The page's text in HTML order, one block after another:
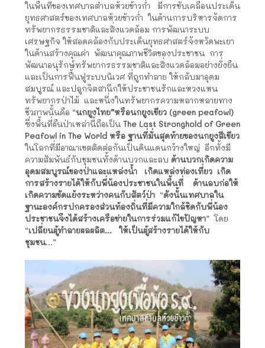
ในพื้นที่ของเทศบาลตำบลห้วยข้าวก่ำ มีการขับเคลื่อนประเด็น
ยุทธศาสตร์ของเทศบาลห้วยข้าวก่ำ ในด้านการบริหารจัดการ
ทรัพยากรธรรมชาติและสิ่งแวดล้อม การพัฒนาระบบ
เศรษฐกิจ ให้สอดคล้องกับประเด็นยุทธศาสตร์จังหวัดพะเยา
ในด้านสร้างคุณค่า พัฒนาคุณภาพชีวิตของประชาชน การ
พัฒนาอนุรักษ์ทรัพยากรธรรมชาติและสิ่งแวดล้อมอย่างยั่งยืน
และเป็นการฟื้นฟูระบบนิเวศ ที่ถูกทําลาย ให้กลับมาอุดม
สมบูรณ์ และปลูกจิตสานึกให้ประชาชนรักและหวงแหน
ทรัพยากรป่าไม้ และหนึ่งในทรัพยากรความหลากหลายทาง
ชีวภาพนั้นคือ “นกยูงไทย”หรือนกยูงเขียว (green peafowl)
ซึ่งพื้นที่ผืนป่าเหล่านี้ถือเป็น The Last Stronghold of Green
Peafowl in The World หรือ ฐานที่มั่นสุดท้ายของนกยูงสีเขียว
ในโลกที่มีอาณาเขตติดต่อกันเป็นดินแดนกว้างใหญ่ อีกทั้งมี
ความสัมพันธ์กับชุมชนทั้งด้านบวกและลบ ด้านบวกเกิดความ
อุดมสมบูรณ์ของป่าและแหล่งน้ำ เกิดแหล่งท่องเที่ยว เกิด
การสร้างรายได้ให้กับพี่น้องประชาชนในพื้นที่ ด้านลบก่อให้
เกิดความขัดแย้งระหว่างคนกับสัตว์ป่า “ดังนั้นเทศบาลใน
ฐานะองค์กรปกครองส่วนท้องถิ่นที่มีความใกล้ชิดกับพี่น้อง
ประชาชนจึงได้สร้างเครือข่ายในการร่วมแก้ไขปัญหา” โดย
“เปลี่ยนผู้ทำลายผลผลิต… ให้เป็นผู้สร้างรายได้ให้กับ
ชุมชน…”